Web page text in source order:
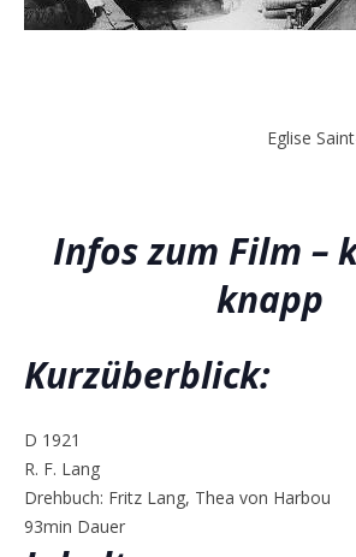
Eglise
Infos zum Film –
knapp
Kurzüberblick:
D 1921
R. F. Lang
Drehbuch: Fritz Lang, Thea von Harbou
93min Dauer